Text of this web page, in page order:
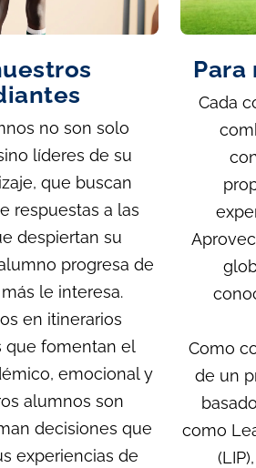
no son solo
líderes de su
que buscan
respuestas a las
despiertan su
progresa de
le interesa.
en itinerarios
que fomentan el
emocional y
alumnos son
decisiones que
experiencias de
Cada
Como
de un
como